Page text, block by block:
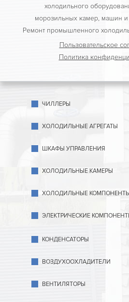
холодильного
морозильных камер, машин
Ремонт промышленного
Пользовательское
Политика
ЧИЛЛЕРЫ
ХОЛОДИЛЬНЫЕ АГРЕГАТЫ
ШКАФЫ УПРАВЛЕНИЯ
ХОЛОДИЛЬНЫЕ КАМЕРЫ
ХОЛОДИЛЬНЫЕ
ЭЛЕКТРИЧЕСКИЕ
КОНДЕНСАТОРЫ
ВОЗДУХООХЛАДИТЕЛИ
ВЕНТИЛЯТОРЫ